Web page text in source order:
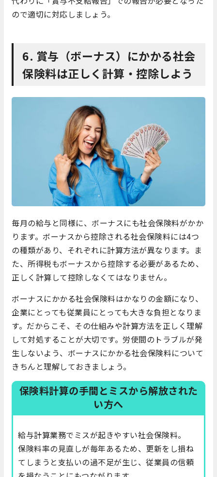
ので適切に対応しましょう。
6. 賞与（ボーナス）にかかる社会
保険料は正しく計算・控除しよう
毎月の給与と同様に、ボーナスにも社会保険料がかか
ります。ボーナスから控除される社会保険料には4つ
の種類があり、それぞれに計算方法が異なります。ま
た、所得税もボーナスから控除する必要があるため、
正しく計算して控除しなくてはなりません。
ボーナスにかかる社会保険料はかなりの金額になり、
企業にとっても従業員にとっても大きな負担となりま
す。だからこそ、その仕組みや計算方法を正しく理解
して対処することが大切です。労使間のトラブルが発
生しないよう、ボーナスにかかる社会保険料について
きちんと理解しておきましょう。
保険料計算の手間とミスから解放された
い方へ
給与計算業務でミスが起きやすい社会保険料。
保険料率の見直しが毎年あるため、更新をし損ね
てしまうと支払いの過不足が生じ、従業員の信頼